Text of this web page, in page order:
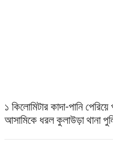
১ কিলোমিটার কাদা-পানি
আসামিকে ধরল কুলাউড়া থানা